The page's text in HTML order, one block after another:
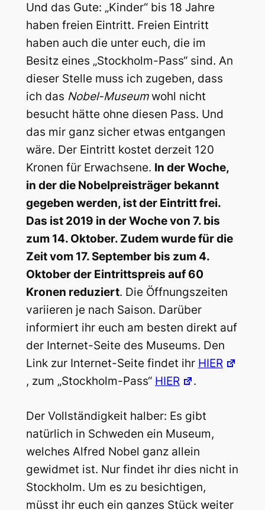
Und das Gute: „Kinder“ bis 18 Jahre
haben freien Eintritt. Freien Eintritt
haben auch die unter euch, die im
Besitz eines „Stockholm-Pass“ sind. An
dieser Stelle muss ich zugeben, dass
ich das Nobel-Museumwohl nicht
besucht hätte ohne diesen Pass. Und
das mir ganz sicher etwas entgangen
wäre. Der Eintritt kostet derzeit 120
Kronen für Erwachsene. In der Woche,
in der die Nobelpreisträger bekannt
gegeben werden, ist der Eintritt frei.
Das ist 2019 in der Woche von 7. bis
zum 14. Oktober. Zudem wurde für die
Zeit vom 17. September bis zum 4.
Oktober der Eintrittspreis auf 60
Kronen reduziert. Die Öffnungszeiten
variieren je nach Saison. Darüber
informiert ihr euch am besten direkt auf
der Internet-Seite des Museums. Den
Link zur Internet-Seite findet ihr HIER
, zum „Stockholm-Pass“ HIER .
Der Vollständigkeit halber: Es gibt
natürlich in Schweden ein Museum,
welches Alfred Nobel ganz allein
gewidmet ist. Nur findet ihr dies nicht in
Stockholm. Um es zu besichtigen,
müsst ihr euch ein ganzes Stück weiter